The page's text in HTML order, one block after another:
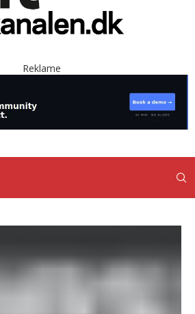
Reklame